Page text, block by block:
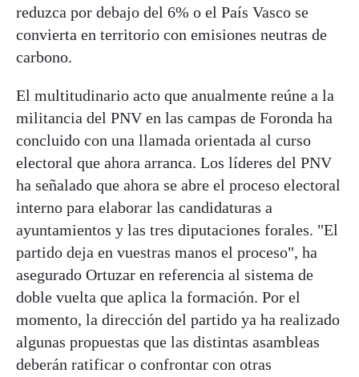
reduzca por debajo del 6% o el País Vasco se
convierta en territorio con emisiones neutras de
carbono.
El multitudinario acto que anualmente reúne a la
militancia del PNV en las campas de Foronda ha
concluido con una llamada orientada al curso
electoral que ahora arranca. Los líderes del PNV
ha señalado que ahora se abre el proceso electoral
interno para elaborar las candidaturas a
ayuntamientos y las tres diputaciones forales. "El
partido deja en vuestras manos el proceso", ha
asegurado Ortuzar en referencia al sistema de
doble vuelta que aplica la formación. Por el
momento, la dirección del partido ya ha realizado
algunas propuestas que las distintas asambleas
deberán ratificar o confrontar con otras